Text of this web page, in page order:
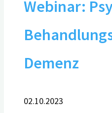
Webinar:
Demenz
02.10.2023